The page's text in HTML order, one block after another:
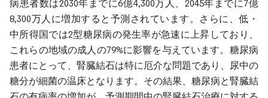
病患者数は2030年までに6億4,300万人、2045年までに7億
8,300万人に増加すると予測されています。さらに、低・
中所得国では2型糖尿病の発生率が急速に上昇しており、
これらの地域の成人の79%に影響を与えています。糖尿病
患者にとって、腎臓結石は特に厄介な問題であり、尿中の
糖分が細菌の温床となります。その結果、糖尿病と腎臓結